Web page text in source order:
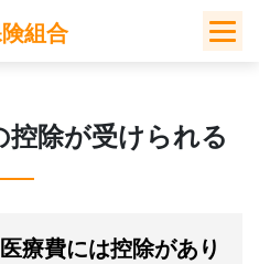
組合
除が受けられる
療費には控除があり